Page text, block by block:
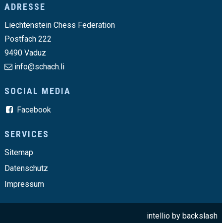
Footer
ADRESSE
Liechtenstein Chess Federation
Postfach 222
9490 Vaduz
info@schach.li
SOCIAL MEDIA
Facebook
SERVICES
Sitemap
Datenschutz
Impressum
intellio bybackslash